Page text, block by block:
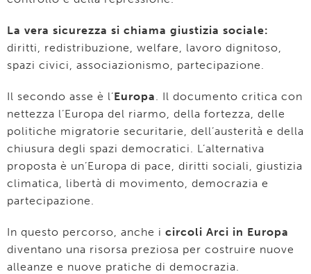
La vera sicurezza si chiama giustizia sociale:
diritti, redistribuzione, welfare, lavoro dignitoso,
spazi civici, associazionismo, partecipazione.
Il secondo asse è l’Europa
. Il documento critica con
nettezza l’Europa del riarmo, della fortezza, delle
politiche migratorie securitarie, dell’austerità e della
chiusura degli spazi democratici. L’alternativa
proposta è un’Europa di pace, diritti sociali, giustizia
climatica, libertà di movimento, democrazia e
partecipazione.
In questo percorso, anche i circoli Arci in Europa
diventano una risorsa preziosa per costruire nuove
alleanze e nuove pratiche di democrazia.